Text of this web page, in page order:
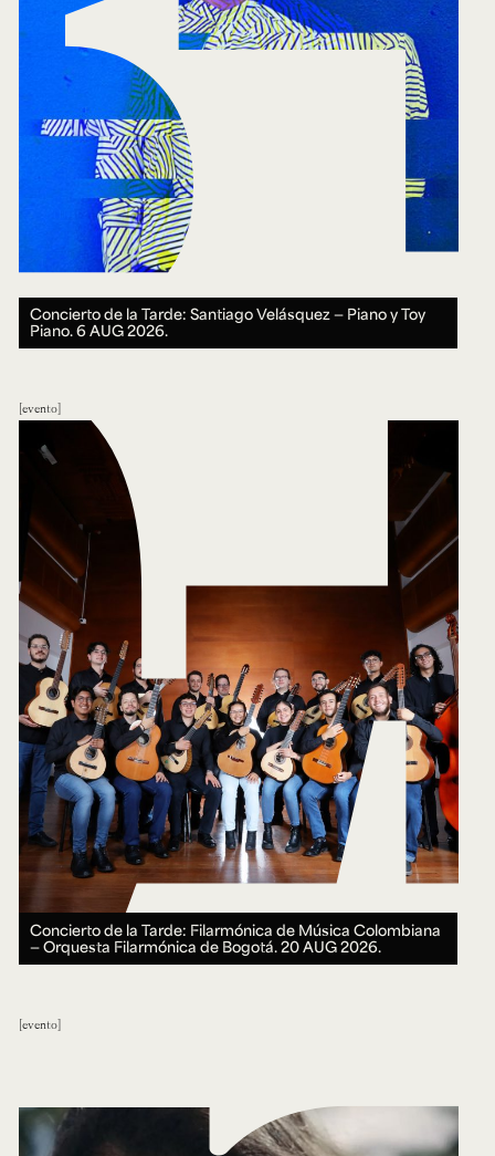
Concierto de la Tarde: Santiago Velásquez — Piano y Toy
Piano.6 AUG 2026.
evento
Concierto de la Tarde: Filarmónica de Música Colombiana
— Orquesta Filarmónica de Bogotá.20 AUG 2026.
evento